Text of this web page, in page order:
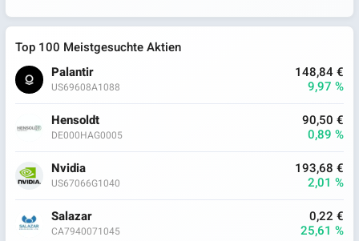
Top 100 Meistgesuchte Aktien
Palantir
US69608A1088
148,84 €
9,97 %
Hensoldt
DE000HAG0005
90,50 €
0,89 %
Nvidia
US67066G1040
193,68 €
2,01 %
Salazar
CA7940071045
0,22 €
25,61 %